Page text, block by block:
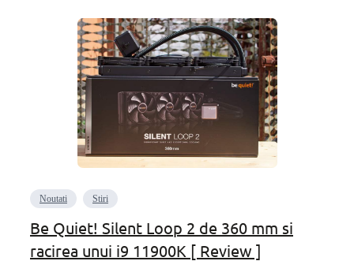
Noutati Stiri
Be Quiet! Silent Loop 2 de 360 mm si
racirea unui i9 11900K [ Review ]